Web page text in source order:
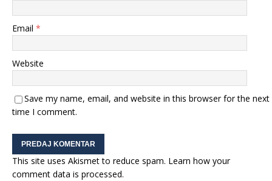
Email *
Website
Save my name, email, and website in this browser for the next
time I comment.
This site uses Akismet to reduce spam. Learn how your
comment data is processed.